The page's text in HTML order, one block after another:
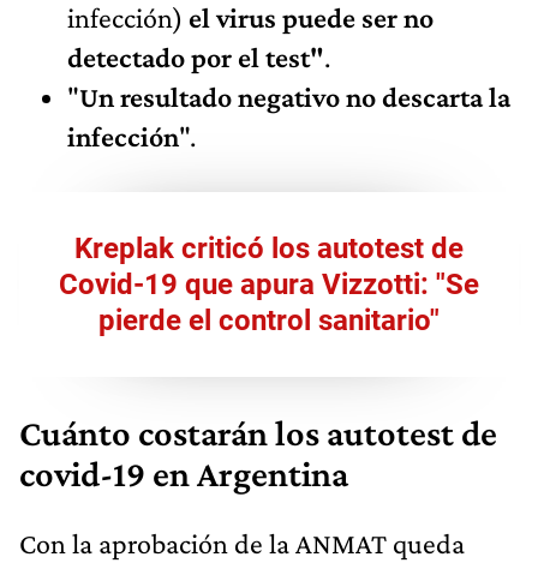
infección) el virus puede ser no
detectado por el test".
"Un resultado negativo no descarta la
infección".
Kreplak criticó los autotest de
Covid-19 que apura Vizzotti: "Se
pierde el control sanitario"
Cuánto costarán los autotest de
covid-19 en Argentina
Con la aprobación de la ANMAT queda